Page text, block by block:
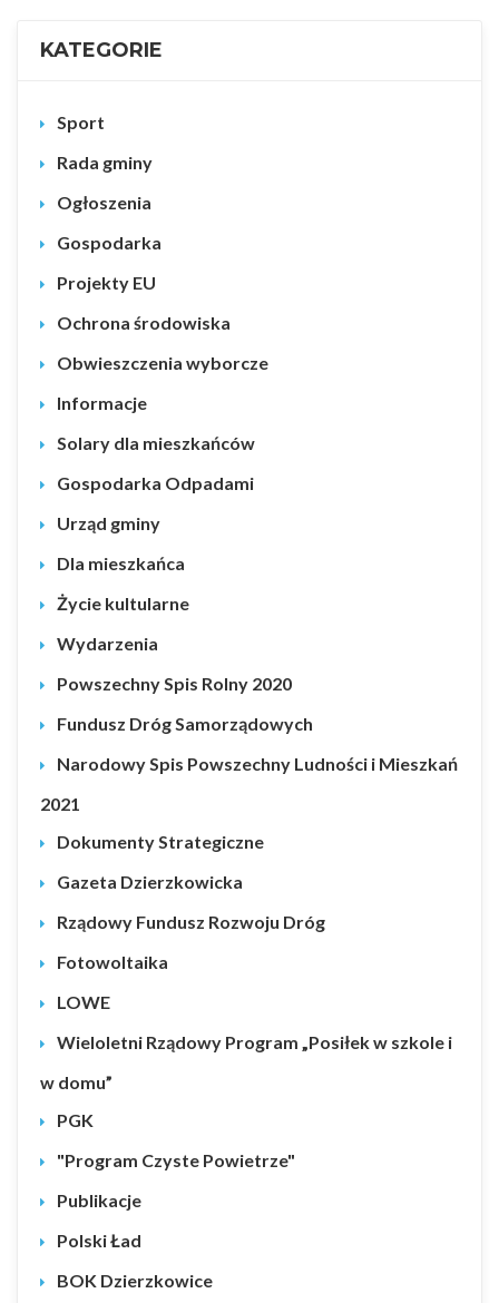
KATEGORIE
Sport
Rada gminy
Ogłoszenia
Gospodarka
Projekty EU
Ochrona środowiska
Obwieszczenia wyborcze
Informacje
Solary dla mieszkańców
Gospodarka Odpadami
Urząd gminy
Dla mieszkańca
Życie kultularne
Wydarzenia
Powszechny Spis Rolny 2020
Fundusz Dróg Samorządowych
Narodowy Spis Powszechny Ludności i Mieszkań
2021
Dokumenty Strategiczne
Gazeta Dzierzkowicka
Rządowy Fundusz Rozwoju Dróg
Fotowoltaika
LOWE
Wieloletni Rządowy Program „Posiłek w szkole i
w domu”
PGK
"Program Czyste Powietrze"
Publikacje
Polski Ład
BOK Dzierzkowice